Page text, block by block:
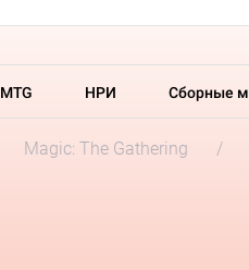
MTG НРИ Сборные
Magic: The Gathering